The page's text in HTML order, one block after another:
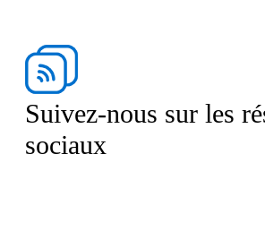
Suivez-nous sur les
sociaux